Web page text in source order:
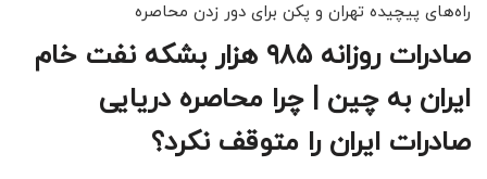
راه‌های پیچیده تهران و پکن برای دور زدن محاصره
صادرات روزانه ۹۸۵ هزار بشکه نفت خام
ایران به چین | چرا محاصره دریایی
صادرات ایران را متوقف نکرد؟